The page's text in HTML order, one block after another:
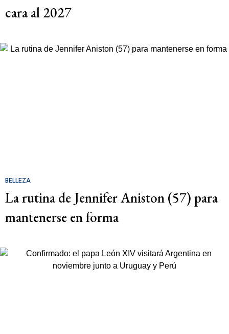
cara al 2027
BELLEZA
La rutina de Jennifer Aniston (57) para
mantenerse en forma